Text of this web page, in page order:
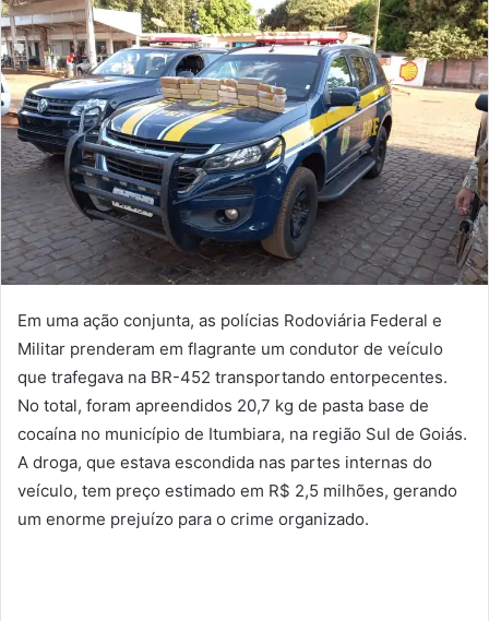
Em uma ação conjunta, as polícias Rodoviária Federal e
Militar prenderam em flagrante um condutor de veículo
que trafegava na BR-452 transportando entorpecentes.
No total, foram apreendidos 20,7 kg de pasta base de
cocaína no município de Itumbiara, na região Sul de Goiás.
A droga, que estava escondida nas partes internas do
veículo, tem preço estimado em R$ 2,5 milhões, gerando
um enorme prejuízo para o crime organizado.